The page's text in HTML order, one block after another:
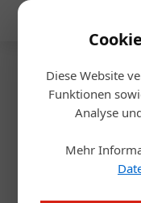
Diese Website
Funktionen
Analyse
Mehr